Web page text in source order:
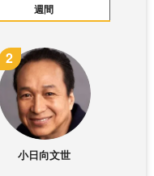
週間
小日向文世